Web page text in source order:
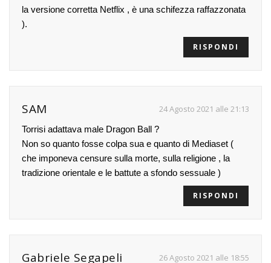
la versione corretta Netflix , è una schifezza raffazzonata
).
RISPONDI
SAM 24 Agosto 2021 alle 21:13
Torrisi adattava male Dragon Ball ?
Non so quanto fosse colpa sua e quanto di Mediaset (
che imponeva censure sulla morte, sulla religione , la
tradizione orientale e le battute a sfondo sessuale )
RISPONDI
Gabriele Segapeli 26 Agosto 2021 alle 18:55